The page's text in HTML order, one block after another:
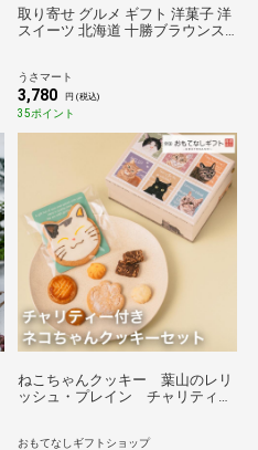
取り寄せ グルメ ギフト 洋菓子 洋
スイーツ 北海道 十勝ブラウンス
うさマート
3,780 円 (税込)
35ポイント
ねこちゃんクッキー 葉山のレリ
ッシュ・プレイン チャリティー
おもてなしギフトショップ